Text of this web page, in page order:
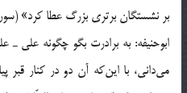
بر نشستگان برتري بزرگ عطا كرد» (سورة
ابوحنيفه: به برادرت بگو چگونه علي ـ
مي‌داني، با اين‌كه آن دو در كنار قبر